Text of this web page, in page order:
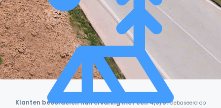
Klanten beoordelen hun ervaring met een 4,9/5! Gebaseerd op